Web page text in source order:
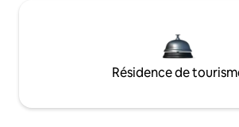
Résidence de